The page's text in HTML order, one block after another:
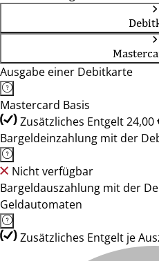
Ausgabe einer Debitkarte
Mastercard Basis
Zusätzliches Entgelt 24,00
Bargeldeinzahlung mit der
Nicht verfügbar
Bargeldauszahlung mit der
Geldautomaten
Zusätzliches Entgelt je